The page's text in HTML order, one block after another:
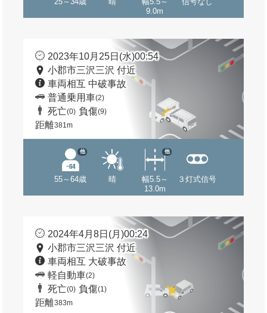
9.0m
2023年10月25日(水)00:54
小郡市三沢三沢 付近
車両相互 中破事故
普通乗用車(2)
死亡(0) 負傷(9)
距離381m
55～64歳
他
晴
幅5.5～
13.0m
他
３灯式信号
2024年4月8日(月)00:24
小郡市三沢三沢 付近
車両相互 大破事故
軽自動車(2)
死亡(0) 負傷(1)
距離383m